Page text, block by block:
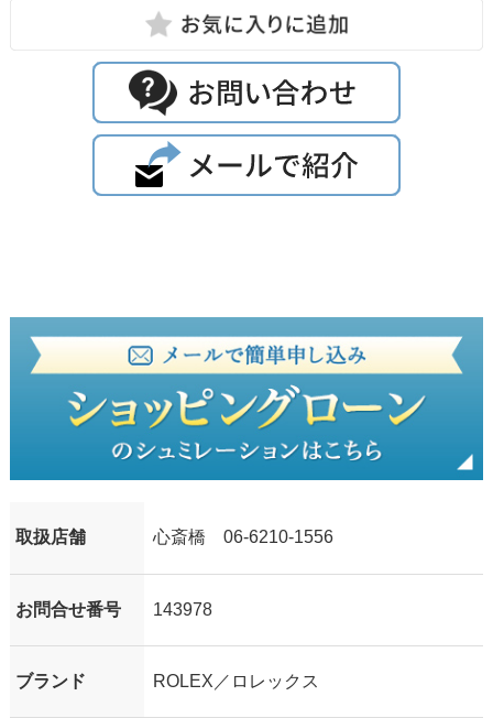
取扱店舗 心斎橋 06-6210-1556
お問合せ番号 143978
ブランド ROLEX／ロレックス